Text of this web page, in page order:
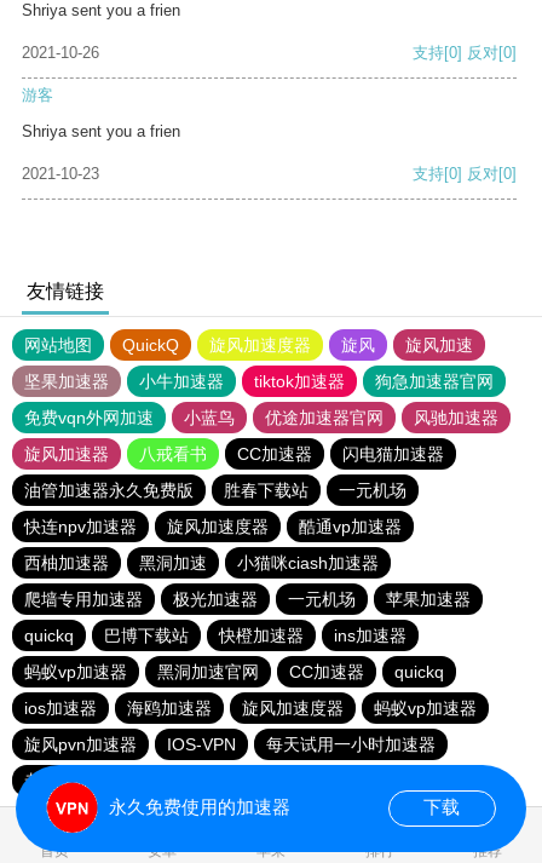
Shriya sent you a frien
2021-10-26 支持[0] 反对[0]
游客
Shriya sent you a frien
2021-10-23 支持[0] 反对[0]
友情链接
网站地图 QuickQ 旋风加速度器 旋风
旋风加速
坚果加速器
小牛加速器 tiktok加速器
狗急加速器官网
免费vqn外网加速
小蓝鸟 优途加速器官网
风驰加速器
旋风加速器
八戒看书 CC加速器
闪电猫加速器
油管加速器永久免费版
胜春下载站
一元机场
快连npv加速器
旋风加速度器
酷通vp加速器
西柚加速器
黑洞加速
小猫咪ciash加速器
爬墙专用加速器
极光加速器 一元机场
苹果加速器
quickq
巴博下载站 快橙加速器
ins加速器
蚂蚁vp加速器
黑洞加速官网 CC加速器
quickq
ios加速器
海鸥加速器 旋风加速度器
蚂蚁vp加速器
旋风pvn加速器
IOS-VPN
每天试用一小时加速器
老王vnp
首页 安卓 苹果 排行 推荐
永久免费使用的加速器 下载
0.174509s